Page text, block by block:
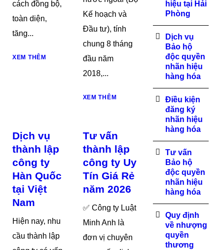
cách đồng bộ,
toàn diện,
tăng...
XEM THÊM
Kế hoạch và
Đầu tư), tính
chung 8 tháng
đầu năm
2018,...
XEM THÊM
Dịch vụ
thành lập
công ty
Hàn Quốc
tại Việt
Nam
Hiện nay, nhu
cầu thành lập
Tư vấn
thành lập
công ty Uy
Tín Giá Rẻ
năm 2026
✅ Công ty Luật
Minh Anh là
đơn vị chuyên
hiệu tại Hải
Phòng
Dịch vụ
Bảo hộ
độc quyền
nhãn hiệu
hàng hóa
Điều kiện
đăng ký
nhãn hiệu
hàng hóa
Tư vấn
Bảo hộ
độc quyền
nhãn hiệu
hàng hóa
Quy định
về nhượng
quyền
thương